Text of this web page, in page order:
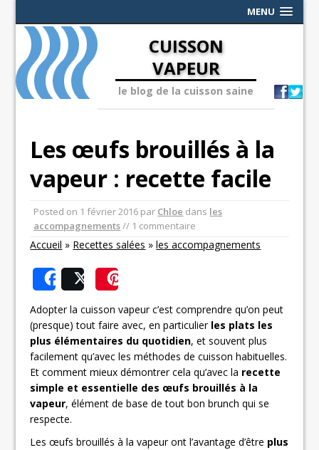
MENU
CUISSON
VAPEUR
le blog de la cuisson saine
Les œufs brouillés à la
vapeur : recette facile
Posted on 1 février 2016 par Chloe dans les
accompagnements// 1 commentaire
Accueil » Recettes salées »les accompagnements
SharePost
Adopter la cuisson vapeur c’est comprendre qu’on peut
(presque) tout faire avec, en particulier les plats les
plus élémentaires du quotidien, et souvent plus
facilement qu’avec les méthodes de cuisson habituelles.
Et comment mieux démontrer cela qu’avec la recette
simple et essentielle des œufs brouillés à la
vapeur, élément de base de tout bon brunch qui se
respecte.
Les œufs brouillés à la vapeur ont l’avantage d’être plus